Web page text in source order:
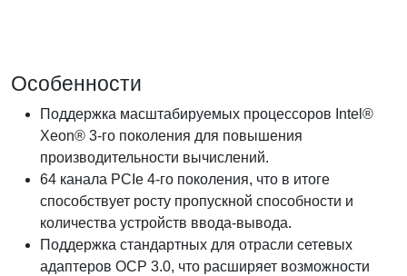
Особенности
Поддержка масштабируемых процессоров Intel®
Xeon® 3-го поколения для повышения
производительности вычислений.
64 канала PCIe 4-го поколения, что в итоге
способствует росту пропускной способности и
количества устройств ввода-вывода.
Поддержка стандартных для отрасли сетевых
адаптеров OCP 3.0, что расширяет возможности